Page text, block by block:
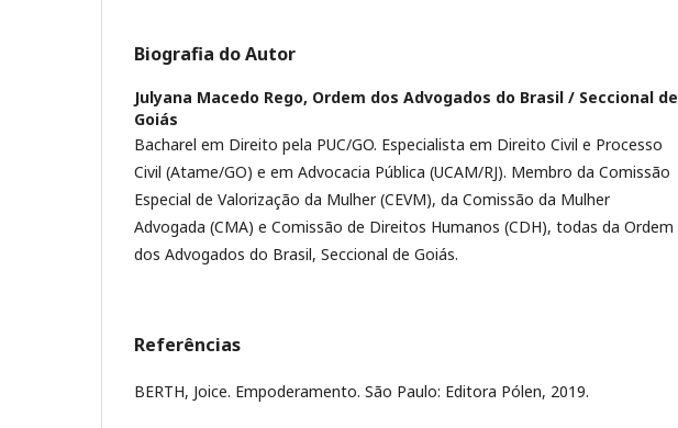
Biografia do Autor
Julyana Macedo Rego, Ordem dos Advogados do Brasil / Seccional de
Goiás
Bacharel em Direito pela PUC/GO. Especialista em Direito Civil e Processo
Civil (Atame/GO) e em Advocacia Pública (UCAM/RJ). Membro da Comissão
Especial de Valorização da Mulher (CEVM), da Comissão da Mulher
Advogada (CMA) e Comissão de Direitos Humanos (CDH), todas da Ordem
dos Advogados do Brasil, Seccional de Goiás.
Referências
BERTH, Joice. Empoderamento. São Paulo: Editora Pólen, 2019.